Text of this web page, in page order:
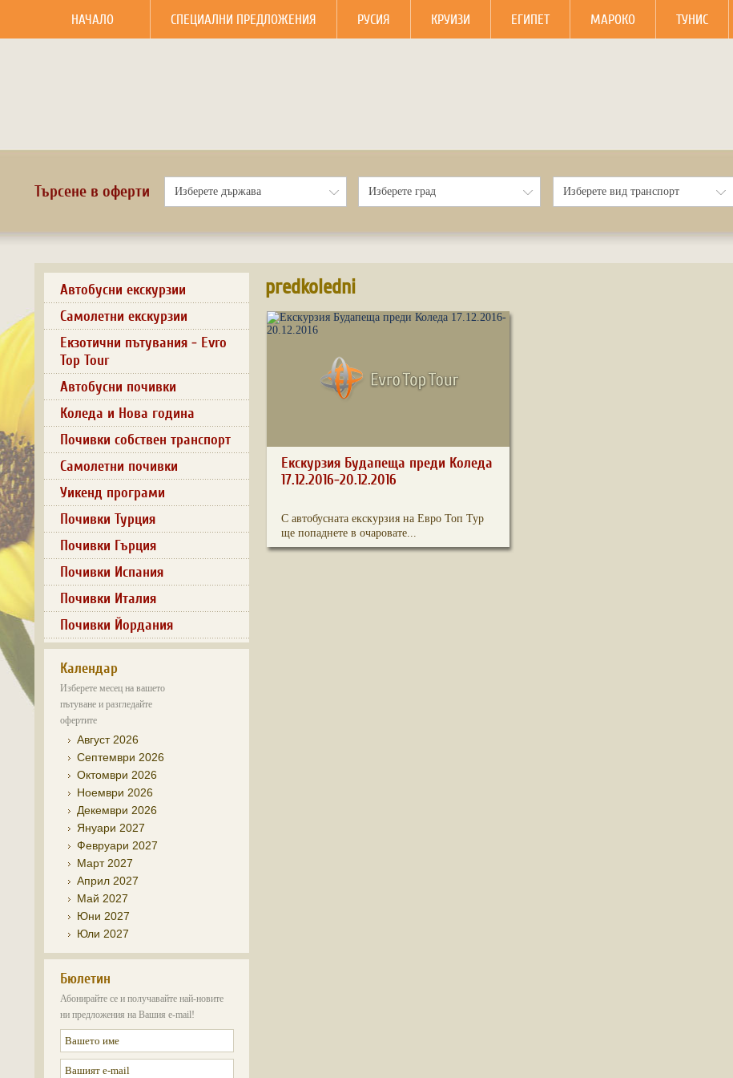
НАЧАЛО СПЕЦИАЛНИ ПРЕДЛОЖЕНИЯ РУСИЯ КРУИЗИ ЕГИПЕТ МАРОКО ТУНИС
Търсене в оферти
Автобусни екскурзии
Самолетни екскурзии
Екзотични пътувания - Evro
Top Tour
Автобусни почивки
Коледа и Нова година
Почивки собствен транспорт
Самолетни почивки
Уикенд програми
Почивки Турция
Почивки Гърция
Почивки Испания
Почивки Италия
Почивки Йордания
Календар
Изберете месец на вашето
пътуване и разгледайте
офертите
Август 2026
Септември 2026
Октомври 2026
Ноември 2026
Декември 2026
Януари 2027
Февруари 2027
Март 2027
Април 2027
Май 2027
Юни 2027
Юли 2027
Бюлетин
Абонирайте се и получавайте най-новите
ни предложения на Вашия e-mail!
predkoledni
Екскурзия Будапеща преди Коледа
17.12.2016-20.12.2016
С автобусната екскурзия на Евро Топ Тур
ще попаднете в очаровате...